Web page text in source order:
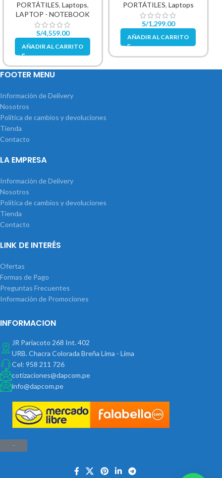
PORTÁTILES,Laptops,
LAPTOP - NOTEBOOK
S/4,559.00
AÑADIR AL CARRITO
PORTÁTILES, Laptops
S/1,299.00
AÑADIR AL CARRITO
FOOTER MENU
Información de Delivery
Nosotros
Política de cambios y devoluciones
Tienda
Contacto
LA EMPRESA
Información de Delivery
Nosotros
Política de cambios y devoluciones
Tienda
Contacto
LINK DE INTERÉS
Ofertas
Formas de Pago
Preguntas Frecuentes
Información de Promociones
INFORMACION
JR Pariacoto 268 Int. 402
URB. Chacra Colorada Breña Lima - Lima
Cel: 958 211 726
cotizaciones@dapcom.pe
info@dapcom.pe